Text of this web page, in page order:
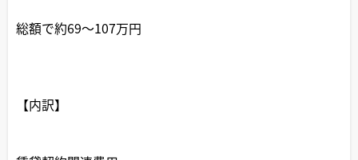
総額で約69～107万円
【内訳】